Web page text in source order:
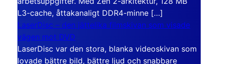
L3-cache, åttakanaligt DDR4-minne […]
LaserDisc – den jättelika filmskivan som visade
vägen mot DVD
LaserDisc var den stora, blanka videoskivan som
lovade bättre bild, bättre ljud och snabbare